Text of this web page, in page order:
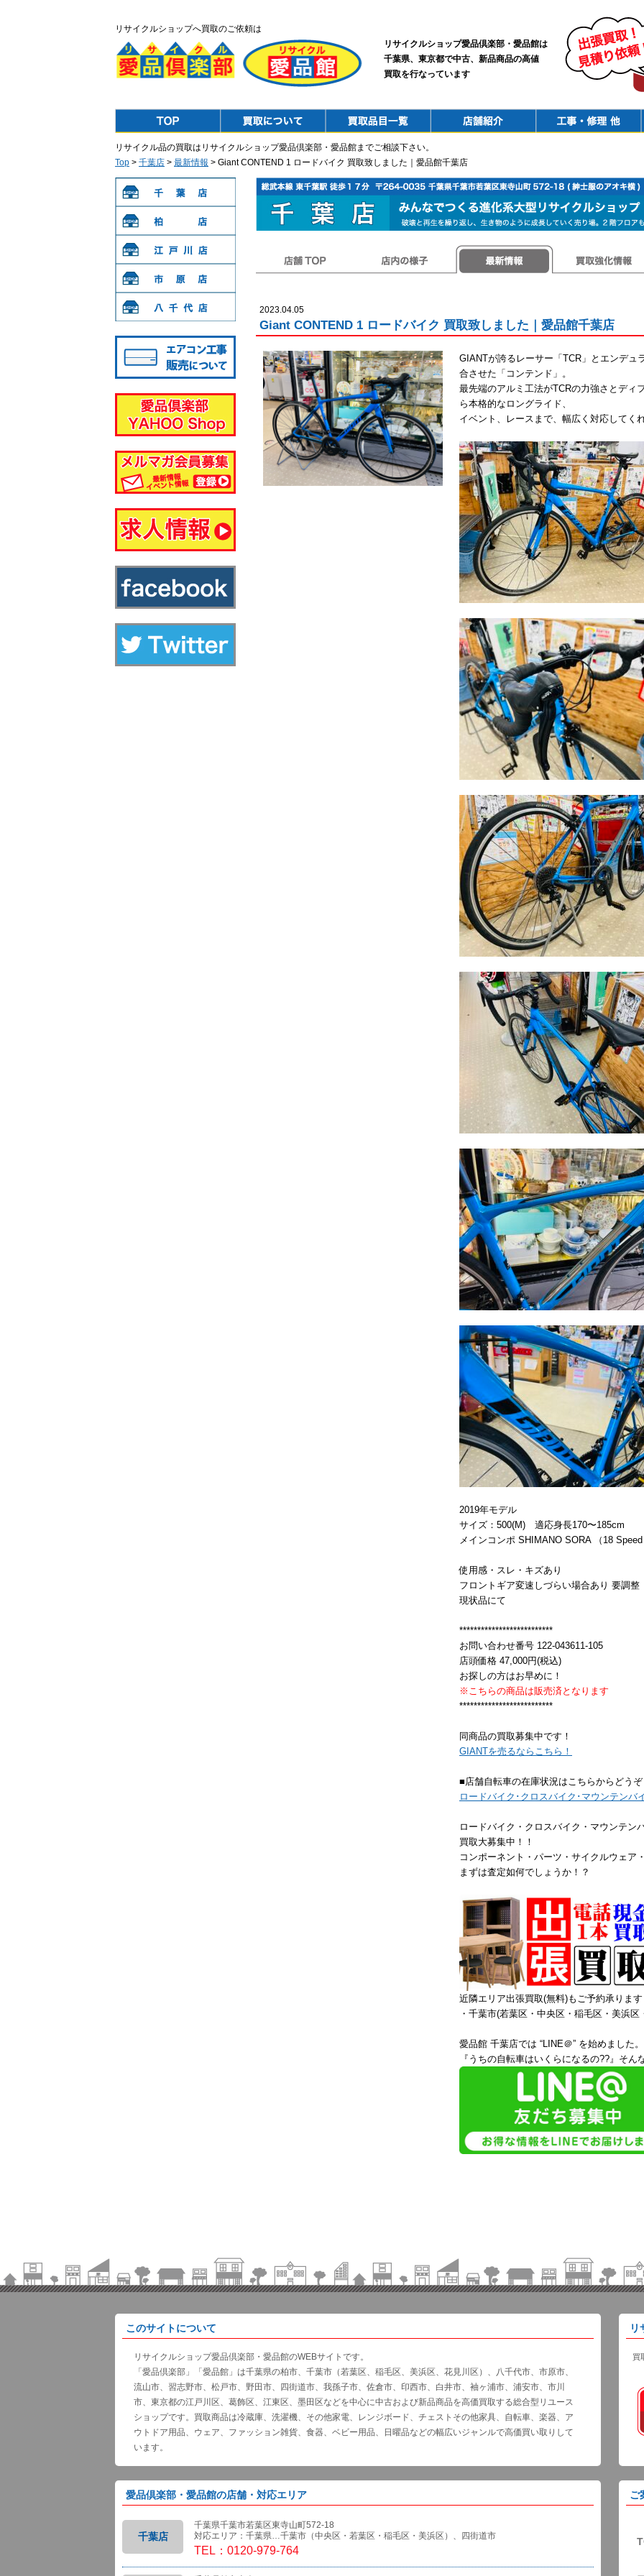
リサイクルショップへ買取のご依頼は
リサイクルショップ愛品倶楽部・愛品館は
千葉県、東京都で中古、新品商品の高値
買取を行なっています
リサイクル品の買取はリサイクルショップ愛品倶楽部・愛品館までご相談下さい。
Top > 千葉店 > 最新情報 > Giant CONTEND 1 ロードバイク 買取致しました｜愛品館千葉店
2023.04.05
Giant CONTEND 1 ロードバイク 買取致しました｜愛品館千葉店
GIANTが誇るレーサー「TCR」とエンデュ
合させた「コンテンド」。
最先端のアルミ工法がTCRの力強さとディ
ら本格的なロングライド、
イベント、レースまで、幅広く対応してく
2019年モデル
サイズ：500(M) 適応身長170〜185cm
メインコンポ SHIMANO SORA （18
使用感・スレ・キズあり
フロントギア変速しづらい場合あり 要調整
現状品にて
**************************
お問い合わせ番号 122-043611-105
店頭価格 47,000円(税込)
お探しの方はお早めに！
※こちらの商品は販売済となります
**************************
同商品の買取募集中です！
GIANTを売るならこちら！
■店舗自転車の在庫状況はこちらからどうぞ
ロードバイク･クロスバイク･マウンテンバ
ロードバイク・クロスバイク・マウンテン
買取大募集中！！
コンポーネント・パーツ・サイクルウェア
まずは査定如何でしょうか！？
近隣エリア出張買取(無料)もご予約承りま
・千葉市(若葉区・中央区・稲毛区・美浜
愛品館 千葉店では “LINE＠” を始めました。
『うちの自転車はいくらになるの??』そ
このサイトについて
リサイクルショップ愛品倶楽部・愛品館のWEBサイトです。
「愛品倶楽部」「愛品館」は千葉県の柏市、千葉市（若葉区、稲毛区、美浜区、花見川区）、八千代市、市原市、
流山市、習志野市、松戸市、野田市、四街道市、我孫子市、佐倉市、印西市、白井市、袖ヶ浦市、浦安市、市川
市、東京都の江戸川区、葛飾区、江東区、墨田区などを中心に中古および新品商品を高価買取する総合型リユース
ショップです。買取商品は冷蔵庫、洗濯機、その他家電、レンジボード、チェストその他家具、自転車、楽器、ア
ウトドア用品、ウェア、ファッション雑貨、食器、ベビー用品、日曜品などの幅広いジャンルで高価買い取りして
います。
リ
買
愛品倶楽部・愛品館の店舗・対応エリア
千葉店
千葉県千葉市若葉区東寺山町572-18
対応エリア：千葉県…千葉市（中央区・若葉区・稲毛区・美浜区）、四街道市
TEL：0120-979-764
ご